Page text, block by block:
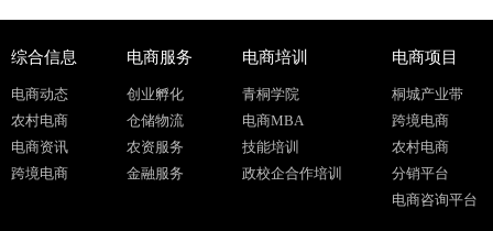
综合信息
电商动态
农村电商
电商资讯
跨境电商
电商服务
创业孵化
仓储物流
农资服务
金融服务
电商培训
青桐学院
电商MBA
技能培训
政校企合作培训
电商项目
桐城产业带
跨境电商
农村电商
分销平台
电商咨询平台